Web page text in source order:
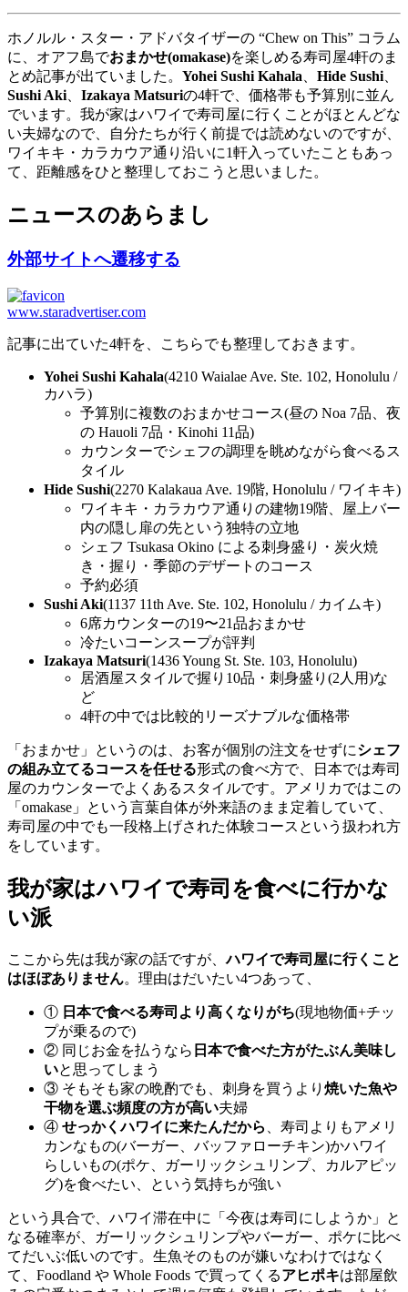
ホノルル・スター・アドバタイザーの “Chew on This” コラム
に、オアフ島でおまかせ(omakase)を楽しめる寿司屋4軒のま
とめ記事が出ていました。 Yohei Sushi Kahala Hide Sushi
Sushi Aki
Izakaya Matsuriの4軒で、価格帯も予算別に並ん
でいます。我が家はハワイで寿司屋に行くことがほとんどな
い夫婦なので、自分たちが行く前提では読めないのですが、
ワイキキ・カラカウア通り沿いに1軒入っていたこともあっ
て、距離感をひと整理しておこうと思いました。
ニュースのあらまし
外部サイトへ遷移する
www.staradvertiser.com
記事に出ていた4軒を、こちらでも整理しておきます。
Yohei Sushi Kahala(4210 Waialae Ave. Ste. 102, Honolulu /
カハラ)
予算別に複数のおまかせコース(昼の Noa 7品、夜
の Hauoli 7品・Kinohi 11品)
カウンターでシェフの調理を眺めながら食べるス
タイル
Hide Sushi(2270 Kalakaua Ave. 19階, Honolulu / ワイキキ)
ワイキキ・カラカウア通りの建物19階、屋上バー
内の隠し扉の先という独特の立地
シェフ Tsukasa Okino による刺身盛り・炭火焼
き・握り・季節のデザートのコース
予約必須
Sushi Aki(1137 11th Ave. Ste. 102, Honolulu / カイムキ)
6席カウンターの19〜21品おまかせ
冷たいコーンスープが評判
Izakaya Matsuri(1436 Young St. Ste. 103, Honolulu)
居酒屋スタイルで握り10品・刺身盛り(2人用)な
ど
4軒の中では比較的リーズナブルな価格帯
「おまかせ」というのは、お客が個別の注文をせずにシェフ
の組み立てるコースを任せる形式の食べ方で、日本では寿司
屋のカウンターでよくあるスタイルです。アメリカではこの
「omakase」という言葉自体が外来語のまま定着していて、
寿司屋の中でも一段格上げされた体験コースという扱われ方
をしています。
我が家はハワイで寿司を食べに行かな
い派
ここから先は我が家の話ですが、ハワイで寿司屋に行くこと
はほぼありません。理由はだいたい4つあって、
① 日本で食べる寿司より高くなりがち(現地物価+チッ
プが乗るので)
② 同じお金を払うなら 日本で食べた方がたぶん美味し
いと思ってしまう
③ そもそも家の晩酌でも、刺身を買うより 焼いた魚や
干物を選ぶ頻度の方が高い夫婦
④ せっかくハワイに来たんだから
、寿司よりもアメリ
カンなもの(バーガー、バッファローチキン)かハワイ
らしいもの(ポケ、ガーリックシュリンプ、カルアピッ
グ)を食べたい、という気持ちが強い
という具合で、ハワイ滞在中に「今夜は寿司にしようか」と
なる確率が、ガーリックシュリンプやバーガー、ポケに比べ
てだいぶ低いのです。生魚そのものが嫌いなわけではなく
て、Foodland や Whole Foods で買ってくるアヒポキは部屋飲